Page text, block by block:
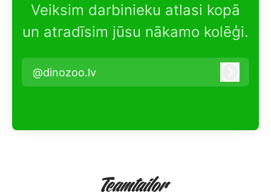
Veiksim darbinieku atlasi kopā
un atradīsim jūsu nākamo kolēģi.
@dinozoo.lv